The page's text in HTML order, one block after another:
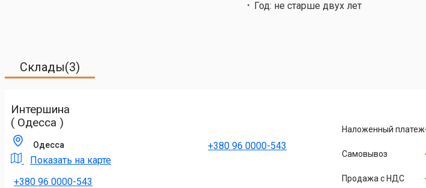
Год: не старше двух лет
Склады(3)
Интершина
( Одесса )
Одесса
Показать на карте
+380 96 0000-543
+380 96 0000-543
Наложенный платеж
Cамовывоз
Продажа с НДС